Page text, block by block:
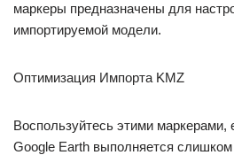
маркеры предназначены для
импортируемой модели.
Оптимизация Импорта KMZ
Воспользуйтесь этими
Google Earth выполняется